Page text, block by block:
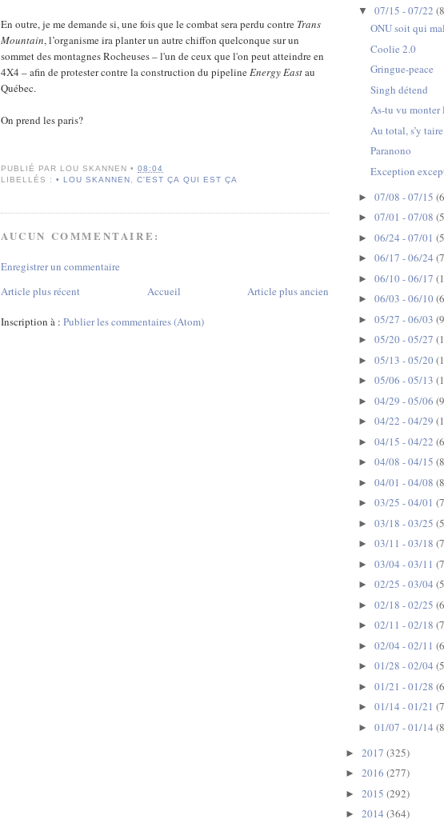
En outre, je me demande si, une fois que le combat sera perdu contre Trans
Mountain, l’organisme ira planter un autre chiffon quelconque sur un
sommet des montagnes Rocheuses – l'un de ceux que l'on peut atteindre en
4X4 – afin de protester contre la construction du pipelineEnergy Eastau
Québec.
On prend les paris?
PUBLIÉ PAR LOU SKANNEN •08:04
LIBELLÉS :• LOU SKANNEN ,C'EST ÇA QUI EST ÇA
AUCUN COMMENTAIRE:
Enregistrer un commentaire
Article plus récent
Article plus ancien
Accueil
Inscription à : Publier les commentaires (Atom)
▼ 07/15 - 07/22
ONU soit qui
Coolie 2.0
Gringue-peace
Singh détend
As-tu vu monter
Au total, s’y taire
Paranono
Exception
► 07/08 - 07/15
► 07/01 - 07/08
► 06/24 - 07/01
► 06/17 - 06/24
► 06/10 - 06/17
► 06/03 - 06/10
► 05/27 - 06/03
► 05/20 - 05/27
► 05/13 - 05/20
► 05/06 - 05/13
► 04/29 - 05/06
► 04/22 - 04/29
► 04/15 - 04/22
► 04/08 - 04/15
► 04/01 - 04/08
► 03/25 - 04/01
► 03/18 - 03/25
► 03/11 - 03/18
► 03/04 - 03/11
► 02/25 - 03/04
► 02/18 - 02/25
► 02/11 - 02/18
► 02/04 - 02/11
► 01/28 - 02/04
► 01/21 - 01/28
► 01/14 - 01/21
► 01/07 - 01/14
► 2017 (325)
► 2016 (277)
► 2015 (292)
► 2014 (364)